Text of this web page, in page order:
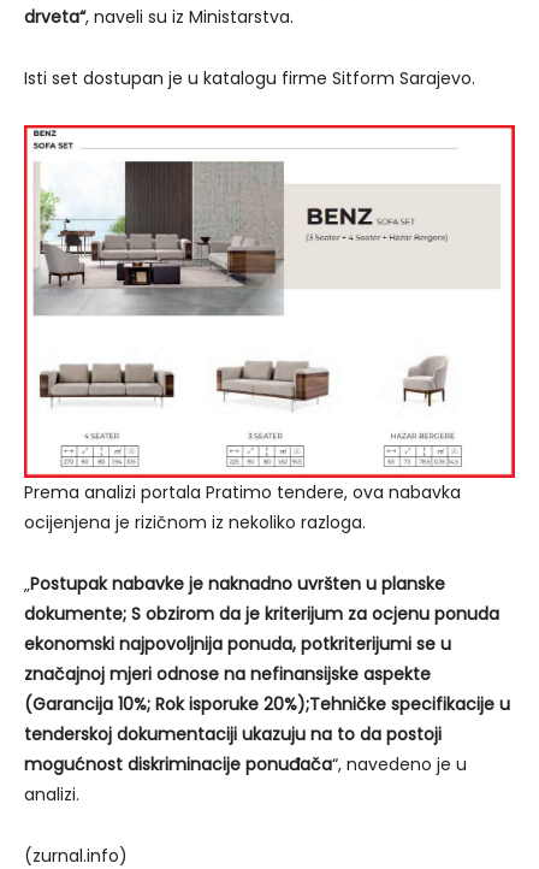
drveta“, naveli su iz Ministarstva.
Isti set dostupan je u katalogu firme Sitform Sarajevo.
Prema analizi portala Pratimo tendere, ova nabavka
ocijenjena je rizičnom iz nekoliko razloga.
„Postupak nabavke je naknadno uvršten u planske
dokumente; S obzirom da je kriterijum za ocjenu ponuda
ekonomski najpovoljnija ponuda, potkriterijumi se u
značajnoj mjeri odnose na nefinansijske aspekte
(Garancija 10%; Rok isporuke 20%);Tehničke specifikacije u
tenderskoj dokumentaciji ukazuju na to da postoji
mogućnost diskriminacije ponuđača“, navedeno je u
analizi.
(zurnal.info)